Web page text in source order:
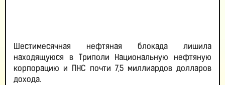
Шестимесячная нефтяная блокада лишила
находящуюся в Триполи Национальную нефтяную
корпорацию и ПНС почти 7,5 миллиардов долларов
дохода.